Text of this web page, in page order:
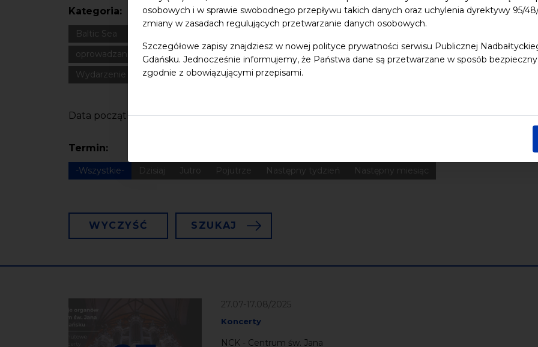
osobowych i w sprawie swobodnego przepływu takich danych oraz uchylenia dyrektywy 95/
zmiany w zasadach regulujących przetwarzanie danych osobowych.
Szczegółowe zapisy znajdziesz w nowej polityce prywatności serwisu Publicznej
Gdańsku. Jednocześnie informujemy, że Państwa dane są przetwarzane w sposób
zgodnie z obowiązującymi przepisami.
Kategoria:
Baltic Sea
oprowadzanie
oświadczenie Podcast Pomerania Pomorze Warsztaty wydarzenia bezpłatne
Wydarzenie zewnętrzne
Wykład Spotkania Koncerty
Data początkowa Data końcowa
Termin:
-Wszystkie- Dzisiaj Jutro Pojutrze Następny tydzień Następny miesiąc
WYCZYŚĆ SZUKAJ
27.07-17.08/2025
Koncerty
NCK - Centrum św. Jana